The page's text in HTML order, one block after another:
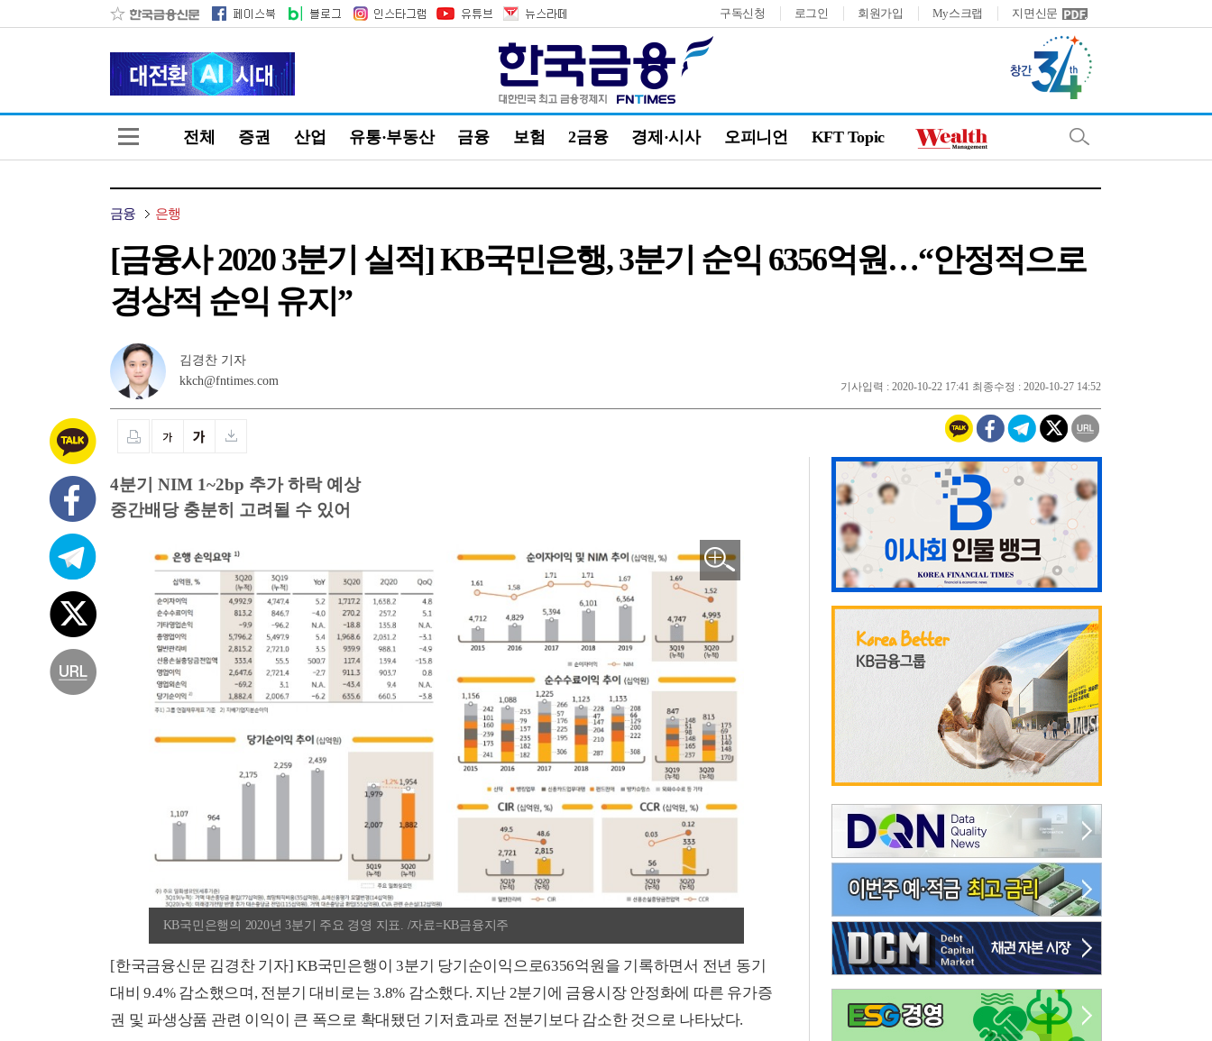
구독신청 로그인 회원가입 My스크랩 지면신문
전체 증권 산업 유통·부동산 금융 보험 2금융 경제·시사 오피니언 KFT Topic
금융 은행
[금융사 2020 3분기 실적] KB국민은행, 3분기 순익 6356억원…“안정적으로
경상적 순익 유지”
김경찬 기자
kkch@fntimes.com
기사입력 : 2020-10-22 17:41 최종수정 : 2020-10-27 14:52
4분기 NIM 1~2bp 추가 하락 예상
중간배당 충분히 고려될 수 있어
KB국민은행의 2020년 3분기 주요 경영 지표. /자료=KB금융지주
[한국금융신문 김경찬 기자] KB국민은행이 3분기 당기순이익으로6356억원을 기록하면서 전년 동기
대비 9.4% 감소했으며, 전분기 대비로는 3.8% 감소했다. 지난 2분기에 금융시장 안정화에 따른 유가증
권 및 파생상품 관련 이익이 큰 폭으로 확대됐던 기저효과로 전분기보다 감소한 것으로 나타났다.